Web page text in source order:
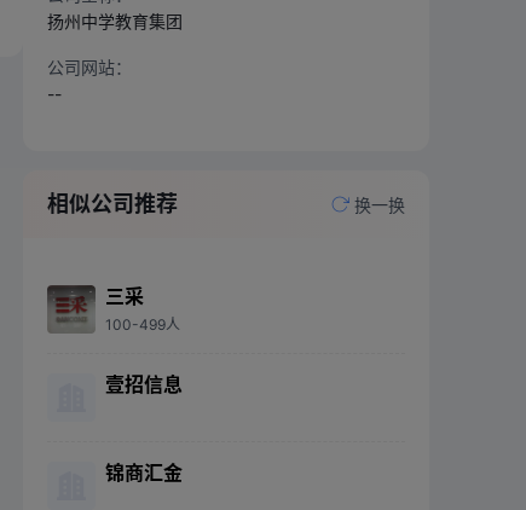
扬州中学教育集团
公司网站：
--
相似公司推荐 换一换
三采
100-499人
壹招信息
锦商汇金